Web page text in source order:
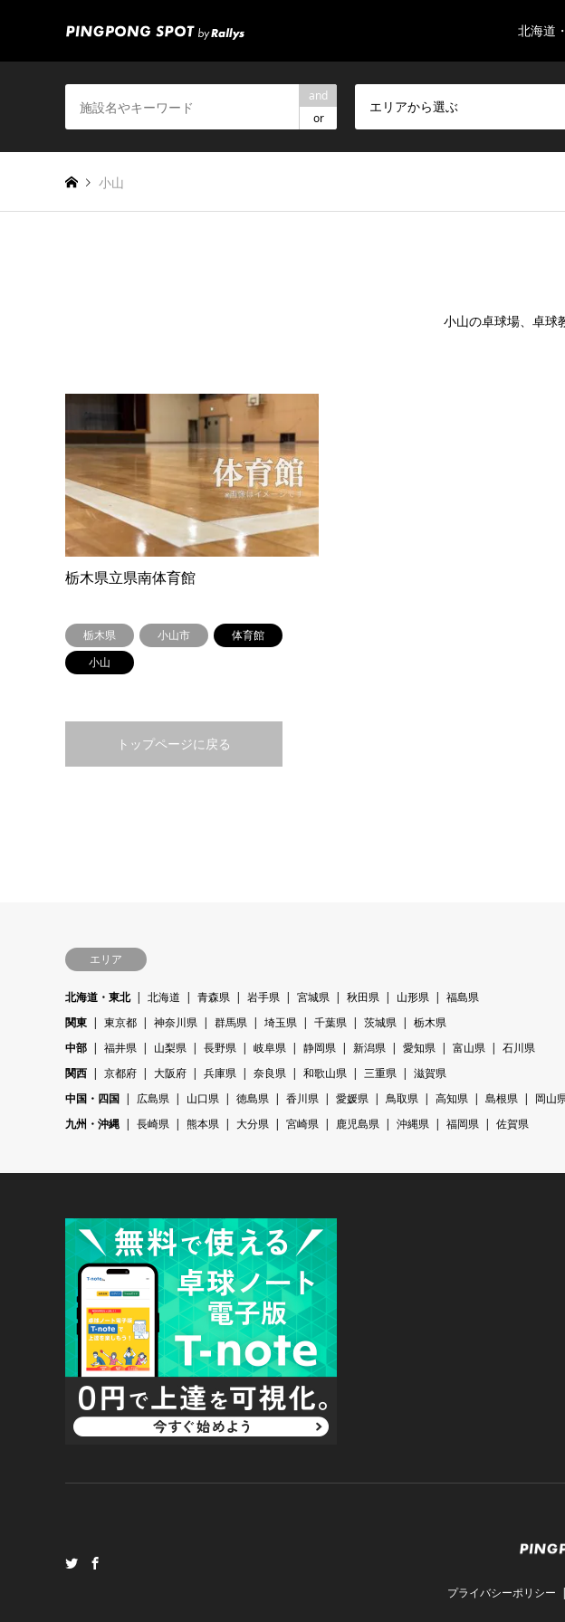
北海道
and
or
エリアから選ぶ
小山
小山の卓球場、卓球
栃木県立県南体育館
栃木県 小山市
体育館
小山
トップページに戻る
エリア
北海道・東北 北海道 青森県 岩手県 宮城県 秋田県 山形県
福島県
関東
東京都 神奈川県 群馬県 埼玉県 千葉県 茨城県
栃木県
中部
福井県 山梨県 長野県 岐阜県 静岡県 新潟県 愛知県 富山県
石川県
関西
京都府 大阪府 兵庫県 奈良県 和歌山県 三重県
滋賀県
中国・四国
広島県 山口県 徳島県 香川県 愛媛県 鳥取県 高知県 島根県
岡山
九州・沖縄
長崎県 熊本県 大分県 宮崎県 鹿児島県 沖縄県 福岡県 佐賀県
プライバシーポリシー